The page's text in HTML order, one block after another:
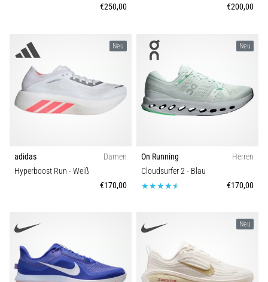
€250,00
€200,00
Neu
adidas
Damen
Hyperboost Run - Weiß
€170,00
Neu
On Running
Herren
Cloudsurfer 2- Blau
€170,00
Neu